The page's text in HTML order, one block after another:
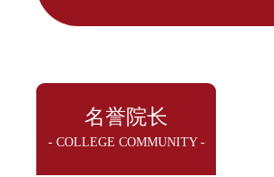
名誉院长
- COLLEGE COMMUNITY -